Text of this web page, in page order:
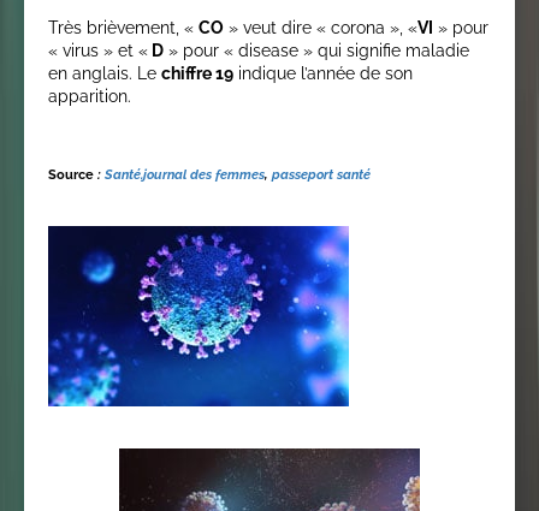
Très brièvement, « CO » veut dire « corona », «VI » pour
« virus » et « D » pour « disease » qui signifie maladie
en anglais. Le chiffre 19 indique l’année de son
apparition.
Source : Santé.journal des femmes, passeport santé